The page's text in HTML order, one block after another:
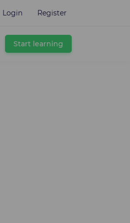
Login Register
Start learning